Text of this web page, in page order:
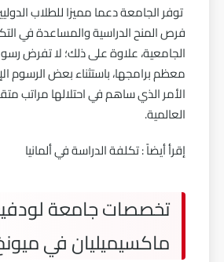
توفر الجامعة دعما مميزا للطلاب
فرص المنح الدراسية والمساعدة في
الجامعية، علاوة على ذلك؛ لا تفرض
معظم برامجها، باستثناء بعض الرسوم
الأمر الذي ساهم في احتلالها مراتب
العالمية.
إقرأ أيضاً :تكلفة الدراسة في ألمانيا
تخصصات جامعة
ماكسيميليان في